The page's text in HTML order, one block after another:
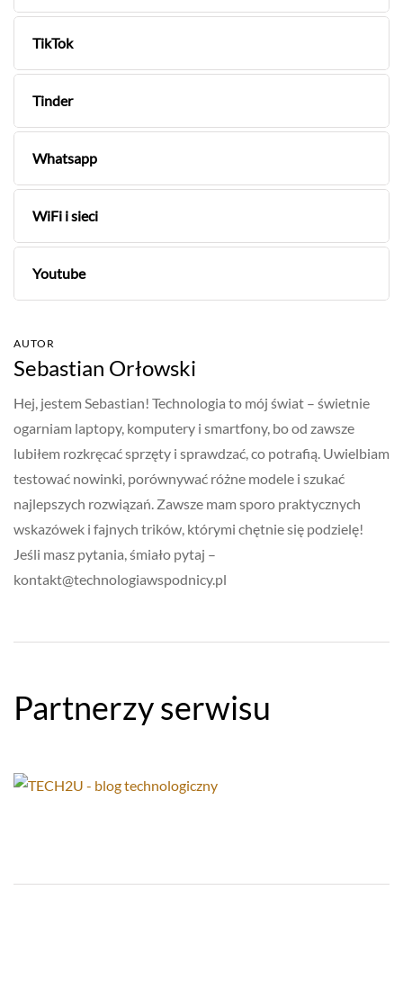
TikTok
Tinder
Whatsapp
WiFi i sieci
Youtube
AUTOR
Sebastian Orłowski
Hej, jestem Sebastian! Technologia to mój świat – świetnie
ogarniam laptopy, komputery i smartfony, bo od zawsze
lubiłem rozkręcać sprzęty i sprawdzać, co potrafią. Uwielbiam
testować nowinki, porównywać różne modele i szukać
najlepszych rozwiązań. Zawsze mam sporo praktycznych
wskazówek i fajnych trików, którymi chętnie się podzielę!
Jeśli masz pytania, śmiało pytaj –
kontakt@technologiawspodnicy.pl
Partnerzy serwisu